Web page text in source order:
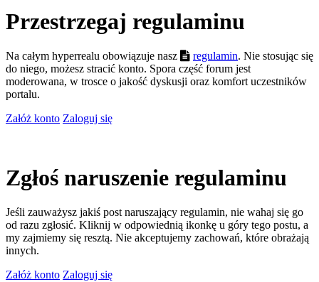
Przestrzegaj regulaminu
Na całym hyperrealu obowiązuje nasz regulamin. Nie stosując się
do niego, możesz stracić konto. Spora część forum jest
moderowana, w trosce o jakość dyskusji oraz komfort uczestników
portalu.
Załóż konto Zaloguj się
Zgłoś naruszenie regulaminu
Jeśli zauważysz jakiś post naruszający regulamin, nie wahaj się go
od razu zgłosić. Kliknij w odpowiednią ikonkę u góry tego postu, a
my zajmiemy się resztą. Nie akceptujemy zachowań, które obrażają
innych.
Załóż konto Zaloguj się